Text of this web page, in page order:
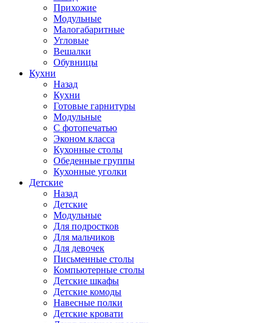
Прихожие
Модульные
Малогабаритные
Угловые
Вешалки
Обувницы
Кухни
Назад
Кухни
Готовые гарнитуры
Модульные
С фотопечатью
Эконом класса
Кухонные столы
Обеденные группы
Кухонные уголки
Детские
Назад
Детские
Модульные
Для подростков
Для мальчиков
Для девочек
Письменные столы
Компьютерные столы
Детские шкафы
Детские комоды
Навесные полки
Детские кровати